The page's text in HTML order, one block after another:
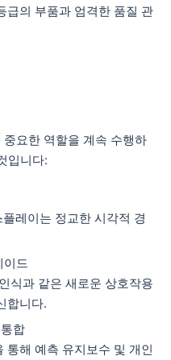
급의 부품과 엄격한 품질 관
요한 역할을 계속 수행하
입니다:
레이는 정교한 시각적 경
이드
식과 같은 새로운 상호작용
합니다.
합
통해 예측 유지보수 및 개인